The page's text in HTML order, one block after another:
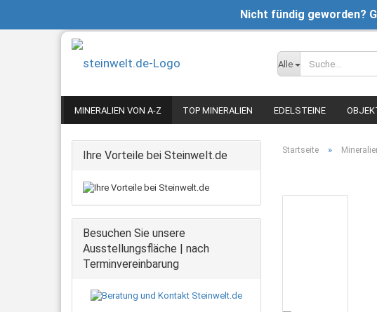
Alle
Nicht fündig geworden?
MINERALIEN VON A-Z TOP MINERALIEN EDELSTEINE
Startseite »
Ihre Vorteile bei Steinwelt.de
Besuchen Sie unsere
Ausstellungsfläche | nach
Terminvereinbarung